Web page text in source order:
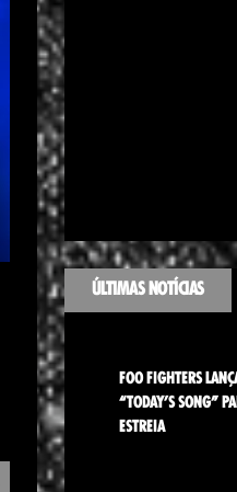
ÚLTIMAS NOTÍCIAS
FOO FIGHTERS
“TODAY’S SONG”
ESTREIA